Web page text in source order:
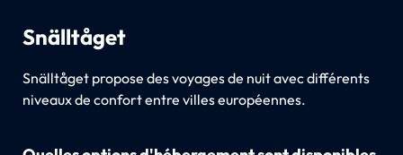
Snälltåget
Snälltåget propose des voyages de nuit avec différents
niveaux de confort entre villes européennes.